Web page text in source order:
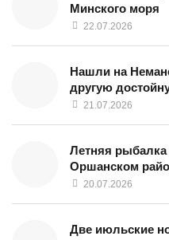
Минского моря
22.07.2026
Нашли на
другую
21.07.2026
Летняя
Оршанском
20.07.2026
Две июльские